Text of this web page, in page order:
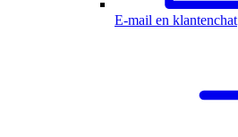
E-mail en klantenchat